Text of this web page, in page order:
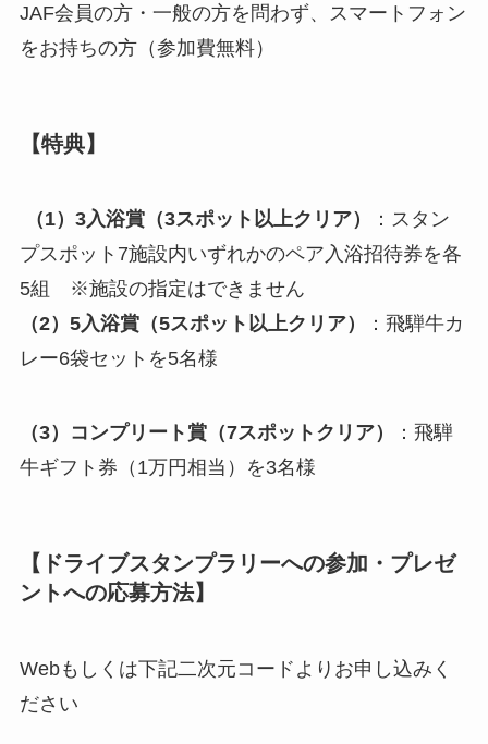
JAF会員の方・一般の方を問わず、スマートフォン
をお持ちの方（参加費無料）
【特典】
（1）3入浴賞（3スポット以上クリア）
：スタン
プスポット7施設内いずれかのペア入浴招待券を各
5組 ※施設の指定はできません
（2）5入浴賞（5スポット以上クリア）
：飛騨牛カ
レー6袋セットを5名様
（3）コンプリート賞（7スポットクリア）
：飛騨
牛ギフト券（1万円相当）を3名様
【ドライブスタンプラリーへの参加・プレゼ
ントへの応募方法】
Webもしくは下記二次元コードよりお申し込みく
ださい